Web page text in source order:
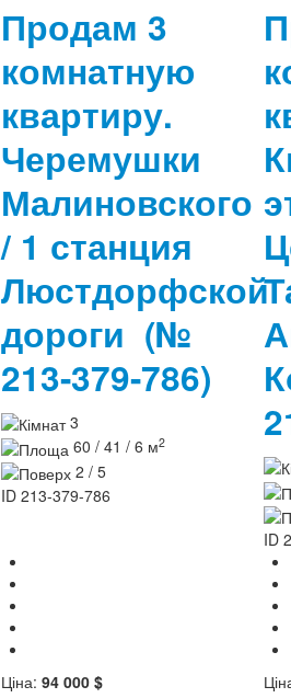
Продам 3
комнатную
квартиру.
Черемушки
Малиновского
/ 1 станция
Люстдорфской
дороги (№
213-379-786)
3
60 / 41 / 6 м2
2 / 5
ID 213-379-786
ID
Ціна: 94 000 $